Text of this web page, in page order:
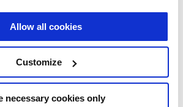
Allow all cookies
Customize
necessary cookies only
los principios teóricos
neumática, el diseño y el
los componentes y las
adicionales, por ejemplo, los
intercambiable, los controles
los sistemas especiales para